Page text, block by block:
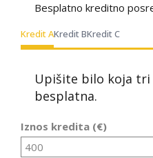
Besplatno kreditno
Kredit AKredit BKredit C
Upišite bilo koja tri
besplatna.
Iznos kredita (€)